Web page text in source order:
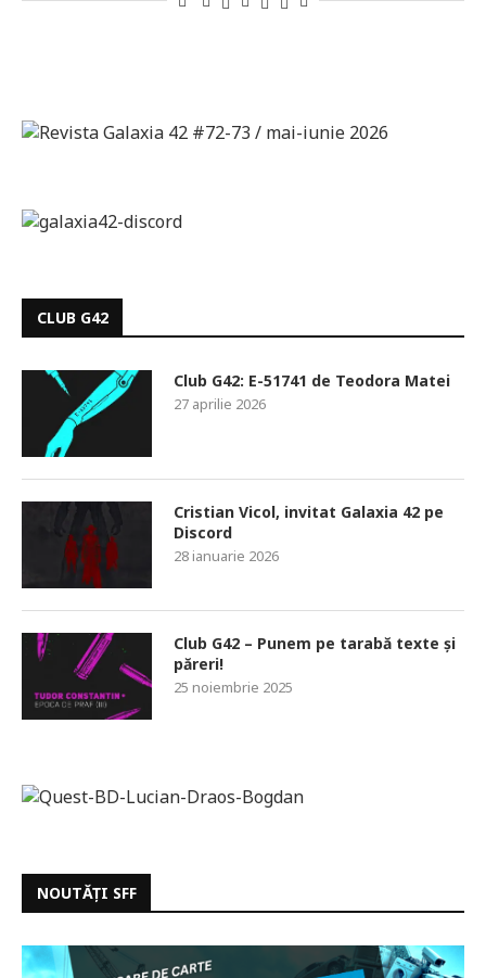
CLUB G42
Club G42: E-51741 de Teodora Matei
27 aprilie 2026
Cristian Vicol, invitat Galaxia 42 pe
Discord
28 ianuarie 2026
Club G42 – Punem pe tarabă texte și
păreri!
25 noiembrie 2025
NOUTĂȚI SFF